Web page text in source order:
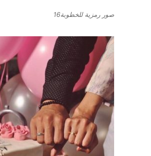
صور رمزية للخطوبة16